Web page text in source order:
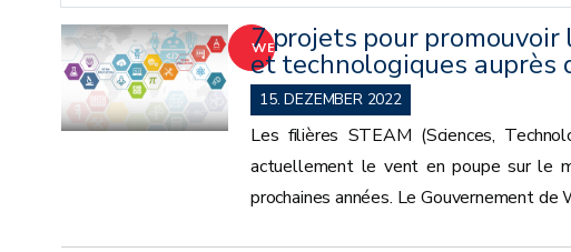
WEITER
7 projets pour
et technologiques auprès
15. DEZEMBER 2022
Les filières STEAM (Sciences,
actuellement le vent en poupe sur le
prochaines années. Le Gouvernement